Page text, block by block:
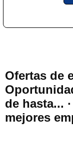
Ofertas de
de hasta...
mejores